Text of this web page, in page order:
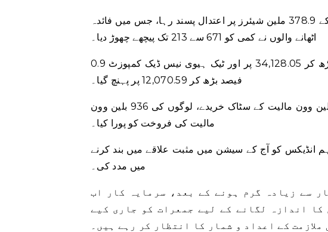
تجارتی حجم 8.97 ٹریلین وون ($6.98 بلین ڈالر) کے 378.9 ملین شیئرز پر اعتدال پسند رہا، جس میں فائدہ
اٹھانے والوں نے کمی کو 671 سے 213 تک پیچھے چھوڑ دیا۔
راتوں رات، ڈاؤ جونز انڈسٹریل ایوریج 0.1 فیصد بڑھ کر 34,128.05 پر اور ٹیک ہیوی نیس ڈیک کمپوزٹ 0.9
فیصد بڑھ کر 12,070.59 پر پہنچ گیا۔
اداروں اور غیر ملکیوں نے مشترکہ طور پر 912 بلین وون مالیت کے سٹاک خریدے، لوگوں کی 936 بلین وون
مالیت کی فروخت کو پورا کیا۔
انڈیکس کو آج کے سیشن میں مثبت علاقے میں بند کرنے
میں مدد کی۔
سے زیادہ گرم ہونے کے بعد، سرمایہ کار اب
اندازہ لگانے کے لیے جمعرات کو جاری کیے
کے اعداد و شمار کا انتظار کر رہے ہیں۔